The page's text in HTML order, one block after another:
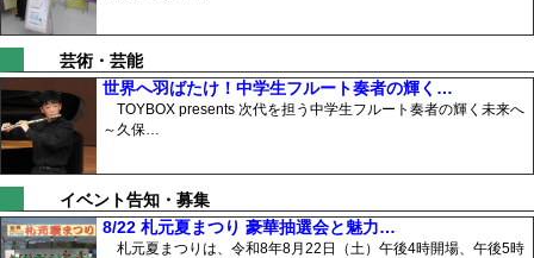
芸術・芸能
世界へ羽ばたけ！中学生フルート奏者の輝く…
TOYBOX presents 次代を担う中学生フルート奏者の輝く未来へ
～久保…
イベント告知・募集
8/22 札元夏まつり 豪華抽選会と魅力…
札元夏まつりは、令和8年8月22日（土）午後4時開場、午後5時